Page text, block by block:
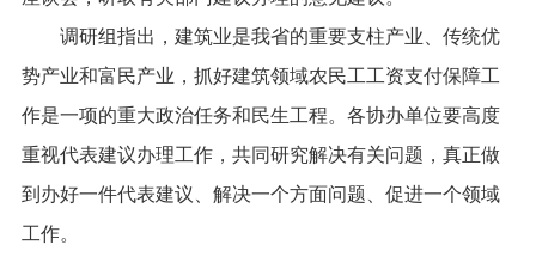
调研组指出，建筑业是我省的重要支柱产业、传统优
势产业和富民产业，抓好建筑领域农民工工资支付保障工
作是一项的重大政治任务和民生工程。各协办单位要高度
重视代表建议办理工作，共同研究解决有关问题，真正做
到办好一件代表建议、解决一个方面问题、促进一个领域
工作。